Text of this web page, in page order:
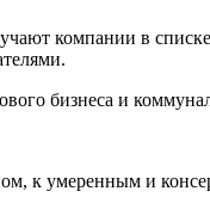
компании в
бизнеса и
к умеренным и